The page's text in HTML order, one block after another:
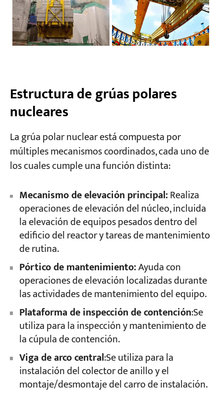
Estructura de grúas polares
nucleares
La grúa polar nuclear está compuesta por
múltiples mecanismos coordinados, cada uno de
los cuales cumple una función distinta:
Mecanismo de elevación principal:Realiza
operaciones de elevación del núcleo, incluida
la elevación de equipos pesados dentro del
edificio del reactor y tareas de mantenimiento
de rutina.
Pórtico de mantenimiento:Ayuda con
operaciones de elevación localizadas durante
las actividades de mantenimiento del equipo.
Plataforma de inspección de contención:Se
utiliza para la inspección y mantenimiento de
la cúpula de contención.
Viga de arco central:Se utiliza para la
instalación del colector de anillo y el
montaje/desmontaje del carro de instalación.